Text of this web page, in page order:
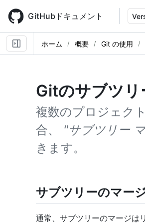
main
content
GitHubドキュメント
ホーム 概要 Git の使用
Gitのサブツリ
複数のプロジェク
合、 "サブツリー
きます。
サブツリーのマー
通常、サブツリーのマージは